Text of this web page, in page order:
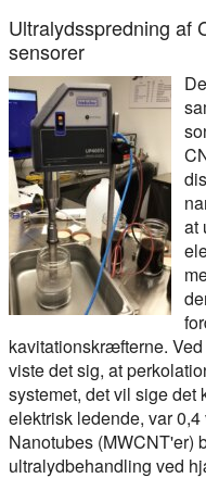
Ultralydsspredning af
sensorer
at
kavitationskræfterne.
viste det sig, at
systemet, det vil sige det
elektrisk ledende, var
Nanotubes (MWCNT'er)
ultralydbehandling ved